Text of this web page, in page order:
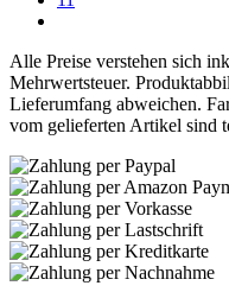
Alle Preise verstehen sich
Mehrwertsteuer.
Lieferumfang abweichen.
vom gelieferten Artikel sind